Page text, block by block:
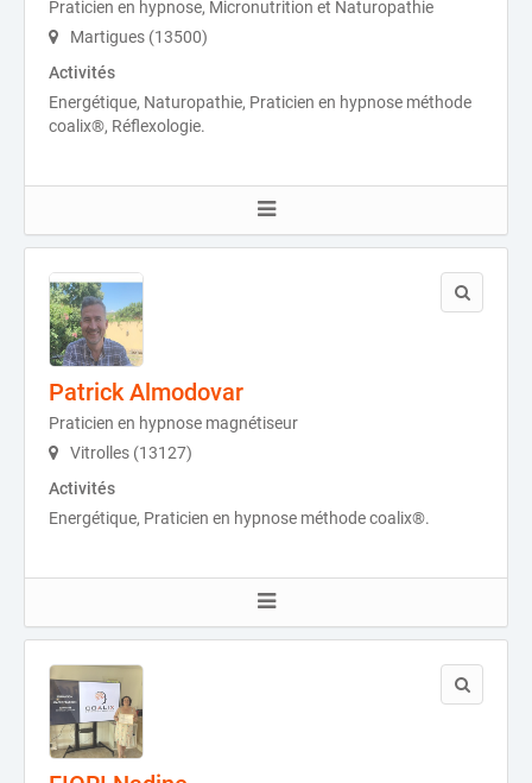
Praticien en hypnose, Micronutrition et Naturopathie
Martigues (13500)
Activités
Energétique, Naturopathie, Praticien en hypnose méthode
coalix®, Réflexologie.
Patrick Almodovar
Praticien en hypnose magnétiseur
Vitrolles (13127)
Activités
Energétique, Praticien en hypnose méthode coalix®.